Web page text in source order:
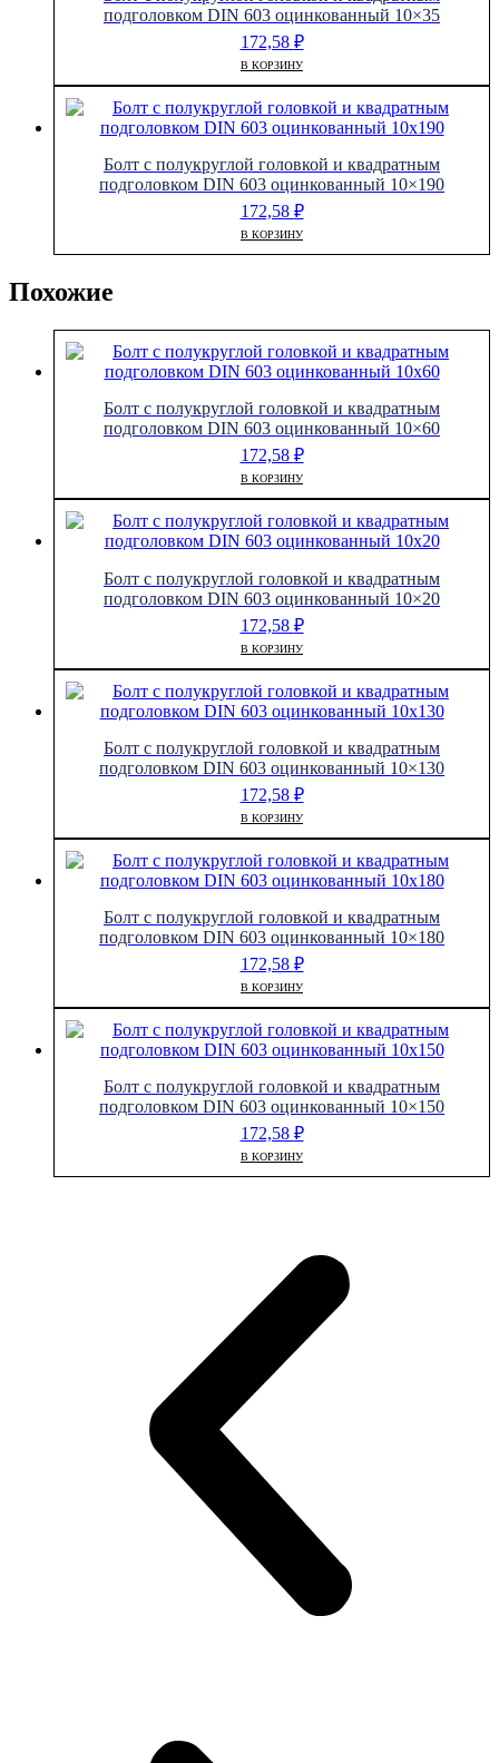
подголовком DIN 603 оцинкованный 10×35
172,58 ₽
В КОРЗИНУ
Болт с полукруглой головкой и квадратным
подголовком DIN 603 оцинкованный 10×190
172,58 ₽
В КОРЗИНУ
Похожие
Болт с полукруглой головкой и квадратным
подголовком DIN 603 оцинкованный 10×60
172,58 ₽
В КОРЗИНУ
Болт с полукруглой головкой и квадратным
подголовком DIN 603 оцинкованный 10×20
172,58 ₽
В КОРЗИНУ
Болт с полукруглой головкой и квадратным
подголовком DIN 603 оцинкованный 10×130
172,58 ₽
В КОРЗИНУ
Болт с полукруглой головкой и квадратным
подголовком DIN 603 оцинкованный 10×180
172,58 ₽
В КОРЗИНУ
Болт с полукруглой головкой и квадратным
подголовком DIN 603 оцинкованный 10×150
172,58 ₽
В КОРЗИНУ